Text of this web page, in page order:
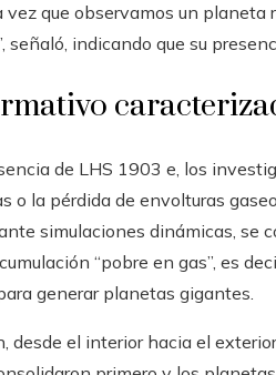
vez que observamos un
señaló, indicando que su
de LHS 1903 e, los
o la pérdida de envolturas
simulaciones dinámicas, se
“pobre en gas”, es
generar planetas gigantes.
desde el interior hacia el